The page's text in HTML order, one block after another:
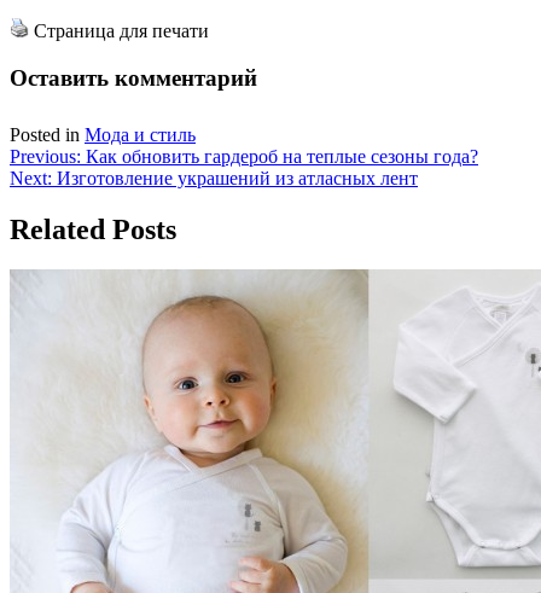
Страница для печати
Оставить комментарий
Posted in Мода и стиль
Навигация
по
записям
Previous: Как обновить гардероб на теплые сезоны года?
Next: Изготовление украшений из атласных лент
Related Posts